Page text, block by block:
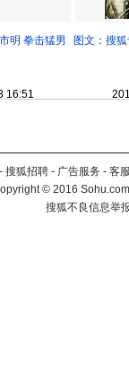
明 拳击猛男
16:51
图文：搜
- 搜狐招聘 - 广告服务 - 客
©2016
搜狐不良信息举